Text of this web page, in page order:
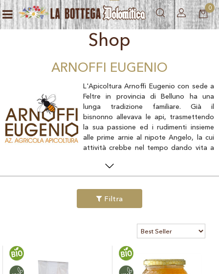
Open menu
0
Shop
ARNOFFI EUGENIO
L'Apicoltura Arnoffi Eugenio con sede a
Feltre in provincia di Belluno ha una
lunga tradizione familiare. Già il
bisnonno allevava le api, trasmettendo
la sua passione ed i rudimenti insieme
alle prime arnie al nipote Angelo, la cui
attività crebbe nel tempo dando vita a
conducono circa 150 alveari in maniera prevalentemente
stanziale nel Feltrino, ove si raccolgono i Millefiori, il Tiglio, le
Melate di Bosco, e spostandosi nel Basso Bellunese l'Acacia ed il
Sin dai primi anni '80 si sono colte le potenzialità della vendita
innanzitutto ottenere una maggior remunerazione per il proprio
miele rispetto al conferimento nel mercato dell'ingrosso, ma
anche come occasione di comunicazione nei confronti del
consumatore, veicolando insieme al prodotto i valori del nostro
lavoro e del territorio in cui operiamo.
Filtra